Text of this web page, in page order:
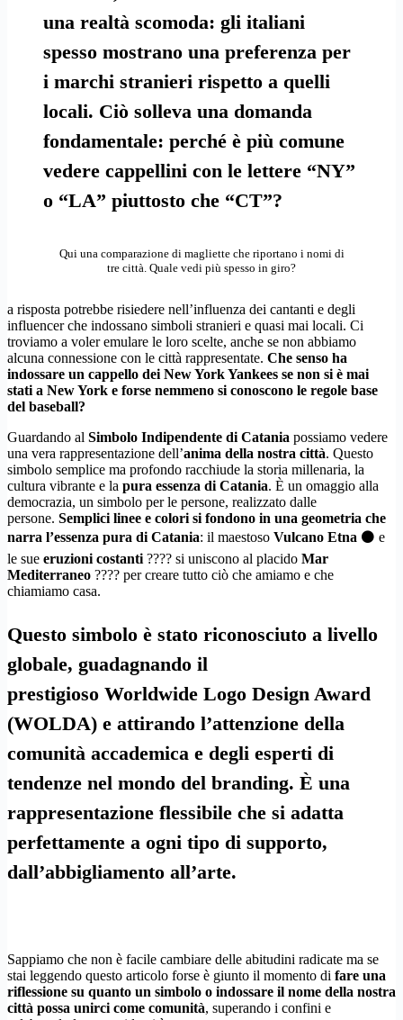
una realtà scomoda: gli italiani
spesso mostrano una preferenza per
i marchi stranieri rispetto a quelli
locali. Ciò solleva una domanda
fondamentale: perché è più comune
vedere cappellini con le lettere “NY”
o “LA” piuttosto che “CT”?
Qui una comparazione di magliette che riportano i nomi di
tre città. Quale vedi più spesso in giro?
a risposta potrebbe risiedere nell’influenza dei cantanti e degli
influencer che indossano simboli stranieri e quasi mai locali. Ci
troviamo a voler emulare le loro scelte, anche se non abbiamo
alcuna connessione con le città rappresentate. Che senso ha
indossare un cappello dei New York Yankees se non si è mai
stati a New York e forse nemmeno si conoscono le regole base
del baseball?
Guardando al Simbolo Indipendente di Catania possiamo vedere
una vera rappresentazione dell’anima della nostra città. Questo
simbolo semplice ma profondo racchiude la storia millenaria, la
cultura vibrante e la pura essenza di Catania. È un omaggio alla
democrazia, un simbolo per le persone, realizzato dalle
persone. Semplici linee e colori si fondono in una geometria che
narra l’essenza pura di Catania: il maestoso Vulcano Etna ⚫ e
le sue eruzioni costanti ???? si uniscono al placido Mar
Mediterraneo ???? per creare tutto ciò che amiamo e che
chiamiamo casa.
Questo simbolo è stato riconosciuto a livello
globale, guadagnando il
prestigioso Worldwide Logo Design Award
(WOLDA) e attirando l’attenzione della
comunità accademica e degli esperti di
tendenze nel mondo del branding. È una
rappresentazione flessibile che si adatta
perfettamente a ogni tipo di supporto,
dall’abbigliamento all’arte.
Sappiamo che non è facile cambiare delle abitudini radicate ma se
stai leggendo questo articolo forse è giunto il momento di fare una
riflessione su quanto un simbolo o indossare il nome della nostra
città possa unirci come comunità, superando i confini e